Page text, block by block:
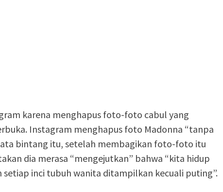
karena menghapus foto-foto cabul yang
Instagram menghapus foto Madonna “tanpa
bintang itu, setelah membagikan foto-foto itu
dia merasa “mengejutkan” bahwa “kita hidup
inci tubuh wanita ditampilkan kecuali puting”.